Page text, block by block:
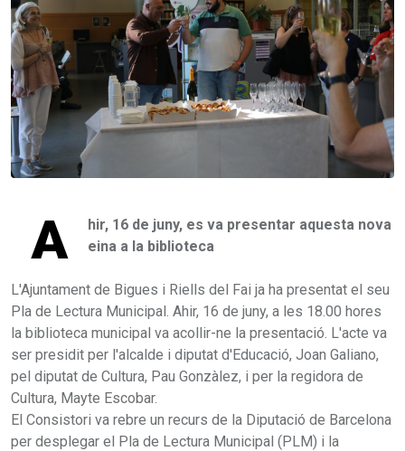
A
hir, 16 de juny, es va presentar aquesta nova
eina a la biblioteca
L'Ajuntament de Bigues i Riells del Fai ja ha presentat el seu
Pla de Lectura Municipal. Ahir, 16 de juny, a les 18.00 hores
la biblioteca municipal va acollir-ne la presentació. L'acte va
ser presidit per l'alcalde i diputat d'Educació, Joan Galiano,
pel diputat de Cultura, Pau Gonzàlez, i per la regidora de
Cultura, Mayte Escobar.
El Consistori va rebre un recurs de la Diputació de Barcelona
per desplegar el Pla de Lectura Municipal (PLM) i la